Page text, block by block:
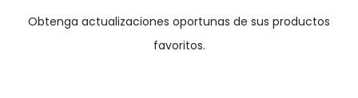
Obtenga actualizaciones oportunas de sus productos
favoritos.